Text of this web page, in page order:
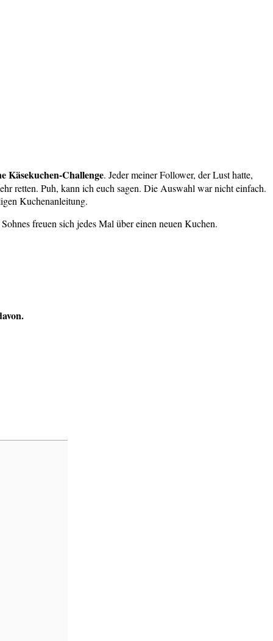
Käsekuchen-Challenge. Jeder meiner Follower, der Lust hatte,
retten. Puh, kann ich euch sagen. Die Auswahl war nicht einfach.
Kuchenanleitung.
freuen sich jedes Mal über einen neuen Kuchen.